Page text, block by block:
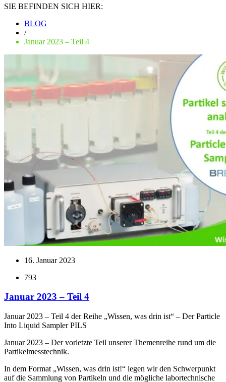
SIE BEFINDEN SICH HIER:
BLOG
/
Januar 2023 – Teil 4
16. Januar 2023
793
Januar 2023 – Teil 4
Januar 2023 – Teil 4 der Reihe „Wissen, was drin ist“ – Der Particle
Into Liquid Sampler PILS
Januar 2023 – Der vorletzte Teil unserer Themenreihe rund um die
Partikelmesstechnik.
In dem Format „Wissen, was drin ist!“ legen wir den Schwerpunkt
auf die Sammlung von Partikeln und die mögliche labortechnische